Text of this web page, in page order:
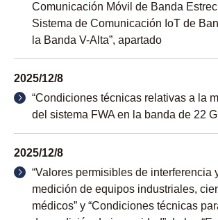
Comunicación Móvil de Banda
Sistema de Comunicación IoT de
la Banda V-Alta”, apartado
2025/12/8
“Condiciones técnicas relativas a la
del sistema FWA en la banda de 22
2025/12/8
“Valores permisibles de interferencia
medición de equipos industriales,
médicos” y “Condiciones técnicas